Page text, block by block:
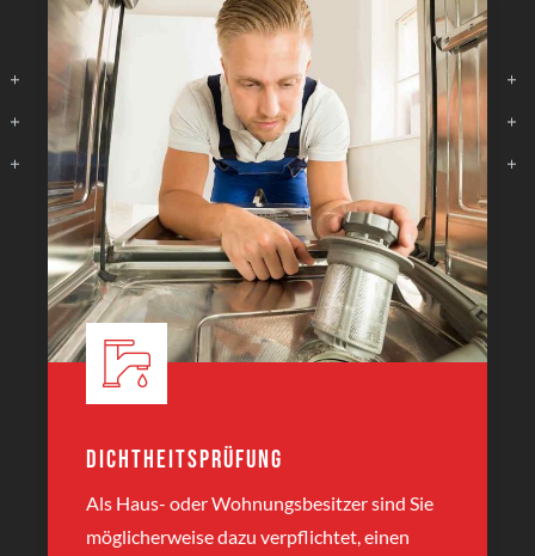
Dichtheitsprüfung
Als Haus- oder Wohnungsbesitzer sind Sie
möglicherweise dazu verpflichtet, einen